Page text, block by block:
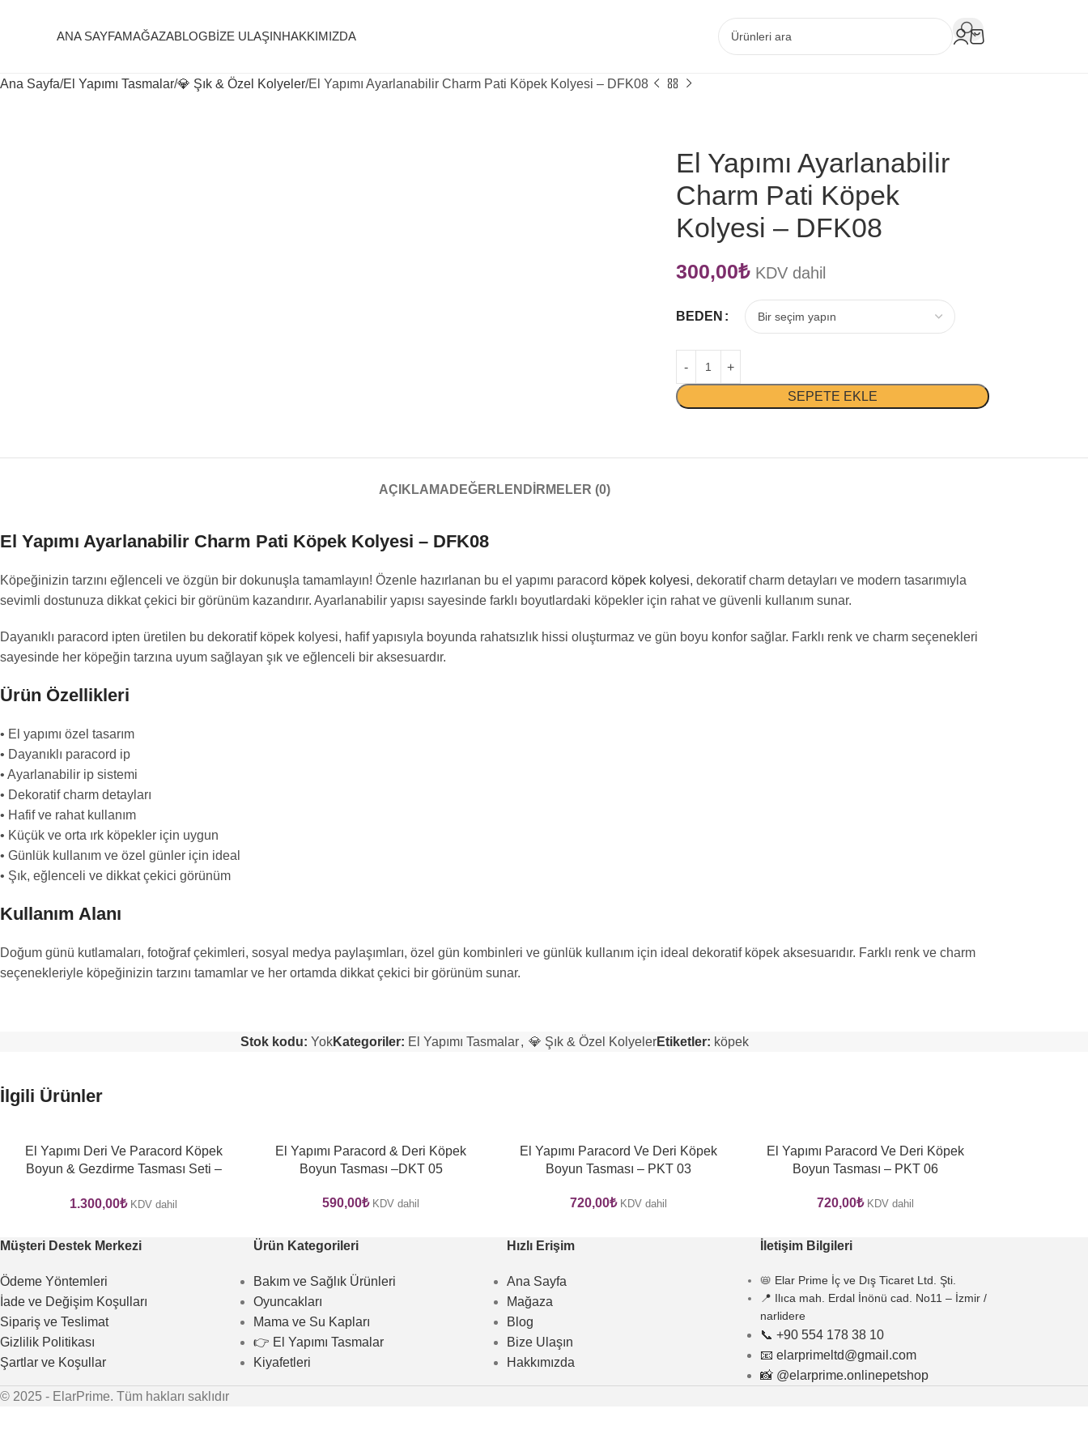
ANA SAYFAMAĞAZABLOGBIZE ULAŞINHAKKIMIZDA
Ana Sayfa El Yapımı Tasmalar 💎 Şık & Özel Kolyeler El Yapımı Ayarlanabilir Charm Pati Köpek Kolyesi – DFK08
El Yapımı Ayarlanabilir
Charm Pati Köpek
Kolyesi – DFK08
300,00₺ KDV dahil
BEDEN
SEPETE EKLE
AÇIKLAMA DEĞERLENDIRMELER (0)
El Yapımı Ayarlanabilir Charm Pati Köpek Kolyesi – DFK08
Köpeğinizin tarzını eğlenceli ve özgün bir dokunuşla tamamlayın! Özenle hazırlanan bu el yapımı paracord köpek kolyesi, dekoratif charm detayları ve modern tasarımıyla
sevimli dostunuza dikkat çekici bir görünüm kazandırır. Ayarlanabilir yapısı sayesinde farklı boyutlardaki köpekler için rahat ve güvenli kullanım sunar.
Dayanıklı paracord ipten üretilen bu dekoratif köpek kolyesi, hafif yapısıyla boyunda rahatsızlık hissi oluşturmaz ve gün boyu konfor sağlar. Farklı renk ve charm seçenekleri
sayesinde her köpeğin tarzına uyum sağlayan şık ve eğlenceli bir aksesuardır.
Ürün Özellikleri
• El yapımı özel tasarım
• Dayanıklı paracord ip
• Ayarlanabilir ip sistemi
• Dekoratif charm detayları
• Hafif ve rahat kullanım
• Küçük ve orta ırk köpekler için uygun
• Günlük kullanım ve özel günler için ideal
• Şık, eğlenceli ve dikkat çekici görünüm
Kullanım Alanı
Doğum günü kutlamaları, fotoğraf çekimleri, sosyal medya paylaşımları, özel gün kombinleri ve günlük kullanım için ideal dekoratif köpek aksesuarıdır. Farklı renk ve charm
seçenekleriyle köpeğinizin tarzını tamamlar ve her ortamda dikkat çekici bir görünüm sunar.
Stok kodu: YokKategoriler: El Yapımı Tasmalar, 💎 Şık & Özel KolyelerEtiketler: köpek
İlgili Ürünler
El Yapımı Deri Ve Paracord Köpek
Boyun & Gezdirme Tasması Seti –
1.300,00₺ KDV dahil
El Yapımı Paracord & Deri Köpek
Boyun Tasması –DKT 05
590,00₺ KDV dahil
El Yapımı Paracord Ve Deri Köpek
Boyun Tasması – PKT 03
720,00₺ KDV dahil
El Yapımı Paracord Ve Deri Köpek
Boyun Tasması – PKT 06
720,00₺ KDV dahil
Müşteri Destek Merkezi
Ödeme Yöntemleri
İade ve Değişim Koşulları
Sipariş ve Teslimat
Gizlilik Politikası
Şartlar ve Koşullar
Ürün Kategorileri
Bakım ve Sağlık Ürünleri
Oyuncakları
Mama ve Su Kapları
👉 El Yapımı Tasmalar
Kiyafetleri
Hızlı Erişim
Ana Sayfa
Mağaza
Blog
Bize Ulaşın
Hakkımızda
İletişim Bilgileri
📛 Elar Prime İç ve Dış Ticaret Ltd. Şti.
📍 Ilıca mah. Erdal İnönü cad. No11 – İzmir /
narlidere
📞 +90 554 178 38 10
📧 elarprimeltd@gmail.com
📸 @elarprime.onlinepetshop
© 2025 - ElarPrime. Tüm hakları saklıdır